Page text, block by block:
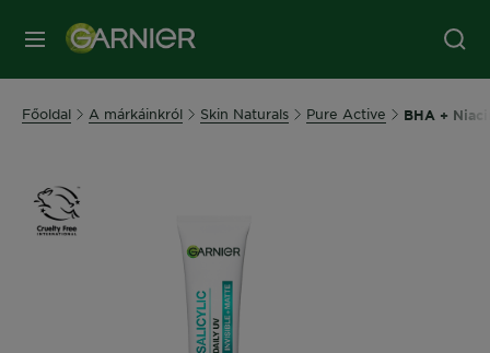
MENÜ
Főoldal A márkáinkról Skin Naturals Pure Active BHA +